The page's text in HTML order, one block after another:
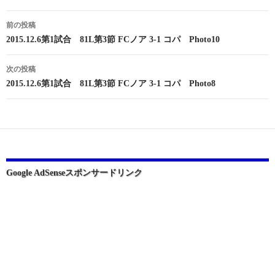
投
稿
ナ
ビ
ー
ョ
前の投稿
2015.12.6第1試合 81L第3節 FCノア 3-1 コパ Photo10
次の投稿
2015.12.6第1試合 81L第3節 FCノア 3-1 コパ Photo8
Google AdSenseスポンサードリンク